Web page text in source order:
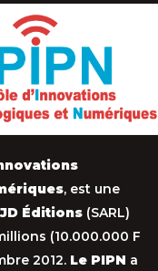
, est une
JD Éditions (SARL)
(10.000.000 F
2012. Le PIPN a